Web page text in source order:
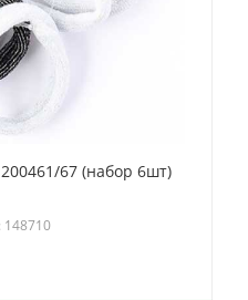
67 (набор 6шт)
148710